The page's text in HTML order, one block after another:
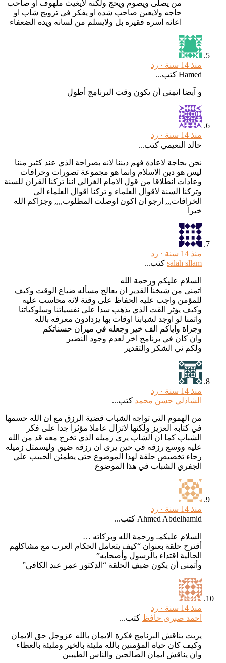
من يصلى ويصوم ويحج ولكنه لايغيث ملهوف او صاحب
حاجه ولايعين صاحب شده او يفكر فى تزويج شاب او
اعانه اسره فقيره بل ولايسلم من لسانه ويده الضعفاء
رد
Hamed كتب...
و آيضا اتمنى أن يكون وقت البرنامج أطول
رد
خالد النعيمي كتب...
نحن بحاجة لاعادة فهم ديننا لانه بصراحة الذي عند كثير مننا
ليس هو دين الاسلام وانما هو مجموعة تصورات وخرافات
وعادات انطلاقا من قول الامام الغزالي اننا تركنا القران للسنة
وتركنا السنة لاقوال العلماء و تركنا اقوال العلماء الى
الخرافات,,, ارجو ان اكون اوصلت المطلوب,,,, وجزاكم الله
رد
salah sllamكتب...
السلام عليكم ورحمة الله
اتمنى من شيخنا القدير ان يعالج مسأله ضياع الوقت وكيف
للمؤمن واجب عليه الحفاظ على وقتة لانه محاسب عليه
وكيف يؤثر القت الذي يذهب سدا على نفسياتنا وسلوكياتنا
واتمنا لو اوجد لشبابنا اوقات بها يزدادون معرفه بالله
وجزاة واياكم الف خير وجعله في ميزان حسناتكم
وان كان في برنامج اخر لعدم وجود النضير
ولكم ني الشكر والتقدير
رد
الشاذلي حسن محمد كتب...
من الهموم التي تواجه الشباب قضية الرزق مع ان الله حسمها
في كتابه العزيز ولكنها لاتزال عاملا مؤثرا جدا على فكر
الشباب كما ان الشاب يرى زميله الذي تخرج معه قد من الله
عليه ووسع رزقه في حين يرى ان رزقه ضيق وليسمثل زميله
رجاء تخصيص حلقة لهذا الموضوع حتى يطمئن الحبيب علي
الجفري الشباب في هذا الموضوع
رد
Ahmed Abdelhamid كتب...
السلام عليكمـ ورحمة الله وبركاته …
أقترح حلقة بعنوان “كيف يتعامل الحكام العرب مع مشاكلهم
الحالية اقتداء بالرسول وأصحابه”
وأتمنى أن يكون ضيف الحلقة “الدكتور عمر عبد الكافى”
رد
احمد صبرى حافظ كتب...
يريت يناقش البرنامج فكرة الايمان بالله عزوجل حق الايمان
وكيف كان حياة المؤمنين بالله مليئة بالخير ومليئة بالعطاء
وان يناقش ايمان الصالحين والناس الطيببن